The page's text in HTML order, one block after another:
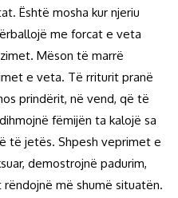
Është mosha kur njeriu
me forcat e veta
Mëson të marrë
e veta. Të rriturit pranë
prindërit, në vend, që të
fëmijën ta kalojë sa
të jetës. Shpesh veprimet e
demostrojnë padurim,
më shumë situatën.